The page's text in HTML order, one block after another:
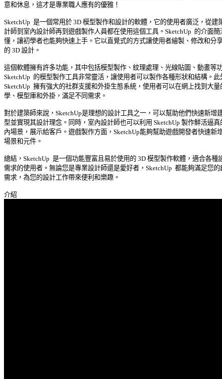
意和休息，這才是專業職人應有的優雅！
SketchUp  是一個常用於 3D 模型製作和設計的軟體，它的使用者廣泛，從建
計師到室內設計師再到遊戲製作人員都在使用這個工具。SketchUp  的介面
懂，讓初學者也能夠快速上手。它以直覺式的方式讓使用者繪製、修改和分
的 3D 設計。
這個軟體擁有許多功能，其中包括模型製作、紋理處理、光線貼圖、動畫等
SketchUp  的模型製作工具非常靈活，讓使用者可以製作各種形狀和結構。
SketchUp  擁有強大的社群支援和外掛生態系統，使用者可以在網上找到大
學、模型庫和外掛，滿足不同需求。
對於建築師來說，SketchUp是理想的設計工具之一，可以幫助他們快速新增
型並實現其設計理念。同時，室內設計師也可以利用 SketchUp 製作鮮活逼
內場景，展示給客戶。遊戲製作方面，SketchUp能夠幫助遊戲開發者快速新
場景和元件。
總結，SketchUp  是一個功能豐富且易於使用的 3D 模型製作軟體，適合各種
需求的使用者。無論您是專業設計師還是愛好者，SketchUp  都能夠滿足您
需求，為您的設計工作帶來便利和樂趣。